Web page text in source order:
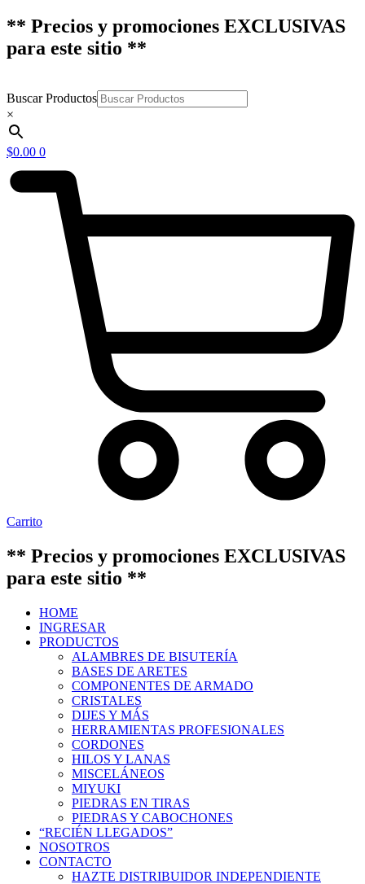
** Precios y promociones EXCLUSIVAS
para este sitio **
Buscar Productos
×
$0.00 0
Carrito
** Precios y promociones EXCLUSIVAS
para este sitio **
HOME
INGRESAR
PRODUCTOS
ALAMBRES DE BISUTERÍA
BASES DE ARETES
COMPONENTES DE ARMADO
CRISTALES
DIJES Y MÁS
HERRAMIENTAS PROFESIONALES
CORDONES
HILOS Y LANAS
MISCELÁNEOS
MIYUKI
PIEDRAS EN TIRAS
PIEDRAS Y CABOCHONES
“RECIÉN LLEGADOS”
NOSOTROS
CONTACTO
HAZTE DISTRIBUIDOR INDEPENDIENTE